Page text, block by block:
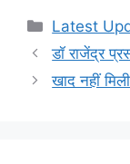
Categories
Latest
डॉ राजेंद्र
खाद नहीं